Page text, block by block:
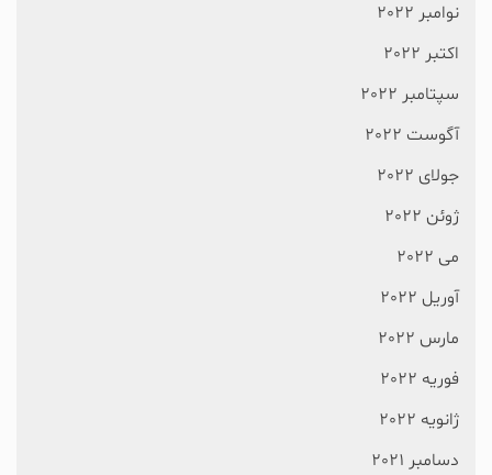
نوامبر 2022
اکتبر 2022
سپتامبر 2022
آگوست 2022
جولای 2022
ژوئن 2022
می 2022
آوریل 2022
مارس 2022
فوریه 2022
ژانویه 2022
دسامبر 2021